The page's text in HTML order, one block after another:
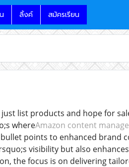
ลิ้งค์ สมัครเรียน
list products and hope for
whereAmazon content
points to enhanced brand
visibility but also
the focus is on delivering